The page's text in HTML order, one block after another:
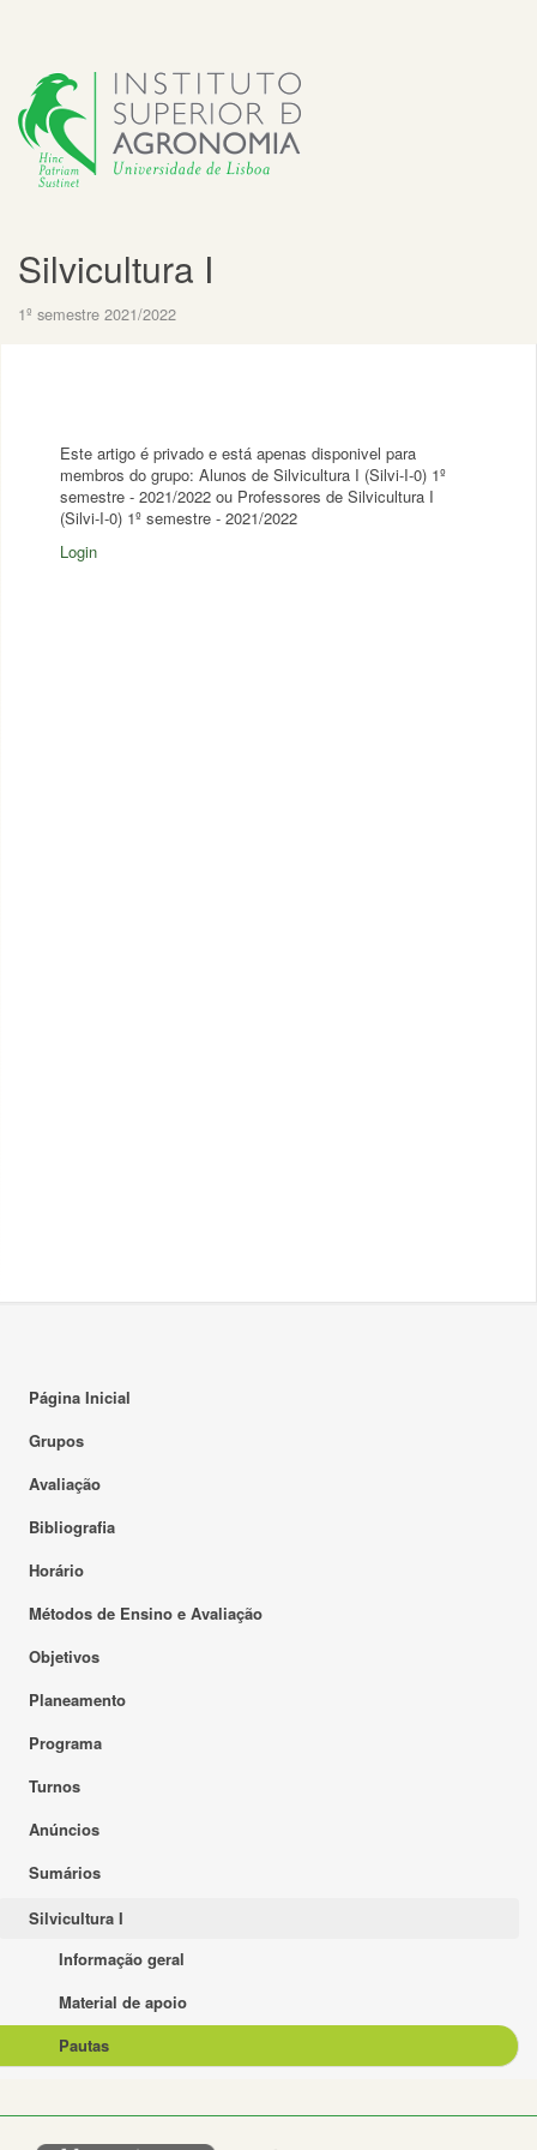
Silvicultura I
1º semestre 2021/2022
Este artigo é privado e está apenas disponivel para
membros do grupo: Alunos de Silvicultura I (Silvi-I-0) 1º
semestre - 2021/2022 ou Professores de Silvicultura I
(Silvi-I-0) 1º semestre - 2021/2022
Login
Página Inicial
Grupos
Avaliação
Bibliografia
Horário
Métodos de Ensino e Avaliação
Objetivos
Planeamento
Programa
Turnos
Anúncios
Sumários
Silvicultura I
Informação geral
Material de apoio
Pautas